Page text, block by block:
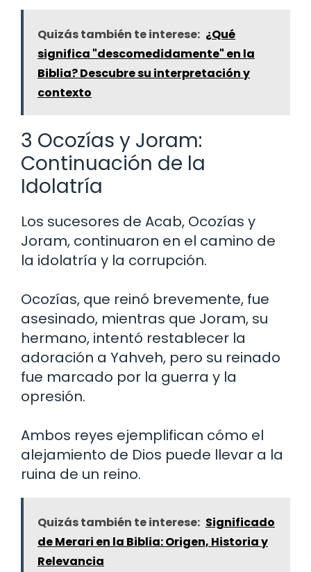
Quizás también te interese: ¿Qué
significa "descomedidamente" en la
Biblia? Descubre su interpretación y
contexto
3 Ocozías y Joram:
Continuación de la
Idolatría
Los sucesores de Acab, Ocozías y
Joram, continuaron en el camino de
la idolatría y la corrupción.
Ocozías, que reinó brevemente, fue
asesinado, mientras que Joram, su
hermano, intentó restablecer la
adoración a Yahveh, pero su reinado
fue marcado por la guerra y la
opresión.
Ambos reyes ejemplifican cómo el
alejamiento de Dios puede llevar a la
ruina de un reino.
Quizás también te interese: Significado
de Merari en la Biblia: Origen, Historia y
Relevancia